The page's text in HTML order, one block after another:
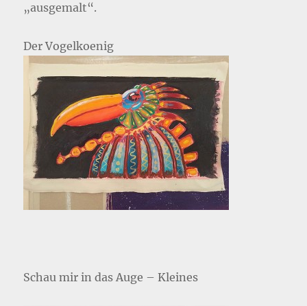
„ausgemalt“.
Der Vogelkoenig
Schau mir in das Auge – Kleines